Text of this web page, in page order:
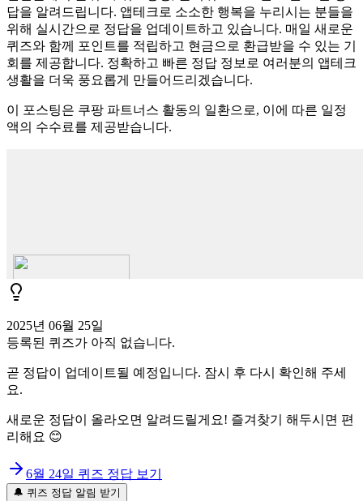
답을 알려드립니다. 앱테크로 소소한 행복을 누리시는 분들을
위해 실시간으로 정답을 업데이트하고 있습니다. 매일 새로운
퀴즈와 함께 포인트를 적립하고 현금으로 환급받을 수 있는 기
회를 제공합니다. 정확하고 빠른 정답 정보로 여러분의 앱테크
생활을 더욱 풍요롭게 만들어드리겠습니다.
이 포스팅은 쿠팡 파트너스 활동의 일환으로, 이에 따른 일정
액의 수수료를 제공받습니다.
2025년 06월 25일
등록된 퀴즈가 아직 없습니다.
곧 정답이 업데이트될 예정입니다. 잠시 후 다시 확인해 주세
요.
새로운 정답이 올라오면 알려드릴게요! 즐겨찾기 해두시면 편
리해요 😊
6월 24일 퀴즈 정답 보기
🔔 퀴즈 정답 알림 받기